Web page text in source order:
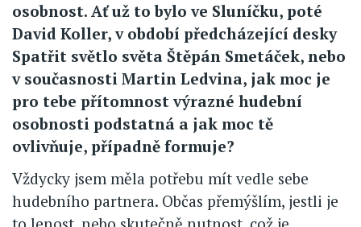
osobnost. Ať už to bylo ve Sluníčku, poté
David Koller, v období předcházející desky
Spatřit světlo světa Štěpán Smetáček, nebo
v současnosti Martin Ledvina, jak moc je
pro tebe přítomnost výrazné hudební
osobnosti podstatná a jak moc tě
ovlivňuje, případně formuje?
Vždycky jsem měla potřebu mít vedle sebe
hudebního partnera. Občas přemýšlím, jestli je